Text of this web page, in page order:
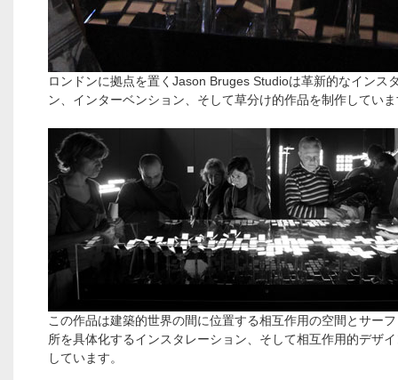
ロンドンに拠点を置くJason Bruges Studioは革新的なインス
ン、インターベンション、そして草分け的作品を制作してい
この作品は建築的世界の間に位置する相互作用の空間とサー
所を具体化するインスタレーション、そして相互作用的デザ
しています。